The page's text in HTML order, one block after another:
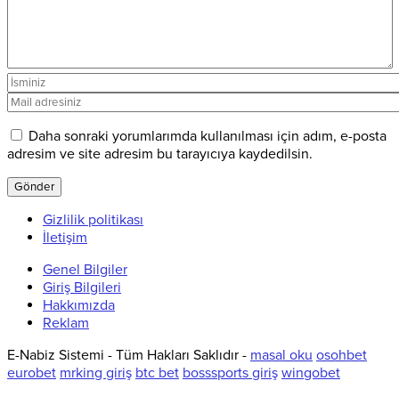
Daha sonraki yorumlarımda kullanılması için adım, e-posta
adresim ve site adresim bu tarayıcıya kaydedilsin.
Gizlilik politikası
İletişim
Genel Bilgiler
Giriş Bilgileri
Hakkımızda
Reklam
E-Nabiz Sistemi - Tüm Hakları Saklıdır - masal oku osohbet
eurobet mrking giriş btc bet bosssports giriş wingobet